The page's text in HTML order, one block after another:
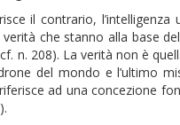
il contrario,
che stanno alla base
n. 208). La verità non è
del mondo e l’ultimo
ad una concezione